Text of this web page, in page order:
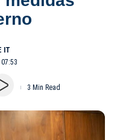
3 Min Read